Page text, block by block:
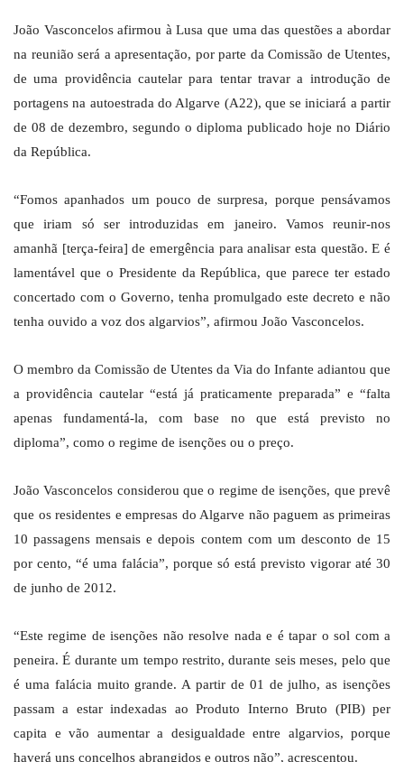
João Vasconcelos afirmou à Lusa que uma das questões a abordar
na reunião será a apresentação, por parte da Comissão de Utentes,
de uma providência cautelar para tentar travar a introdução de
portagens na autoestrada do Algarve (A22), que se iniciará a partir
de 08 de dezembro, segundo o diploma publicado hoje no Diário
da República.
“Fomos apanhados um pouco de surpresa, porque pensávamos
que iriam só ser introduzidas em janeiro. Vamos reunir-nos
amanhã [terça-feira] de emergência para analisar esta questão. E é
lamentável que o Presidente da República, que parece ter estado
concertado com o Governo, tenha promulgado este decreto e não
tenha ouvido a voz dos algarvios”, afirmou João Vasconcelos.
O membro da Comissão de Utentes da Via do Infante adiantou que
a providência cautelar “está já praticamente preparada” e “falta
apenas fundamentá-la, com base no que está previsto no
diploma”, como o regime de isenções ou o preço.
João Vasconcelos considerou que o regime de isenções, que prevê
que os residentes e empresas do Algarve não paguem as primeiras
10 passagens mensais e depois contem com um desconto de 15
por cento, “é uma falácia”, porque só está previsto vigorar até 30
de junho de 2012.
“Este regime de isenções não resolve nada e é tapar o sol com a
peneira. É durante um tempo restrito, durante seis meses, pelo que
é uma falácia muito grande. A partir de 01 de julho, as isenções
passam a estar indexadas ao Produto Interno Bruto (PIB) per
capita e vão aumentar a desigualdade entre algarvios, porque
haverá uns concelhos abrangidos e outros não”, acrescentou.